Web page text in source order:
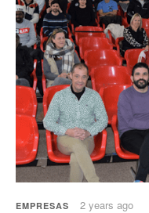
EMPRESAS 2 years ago